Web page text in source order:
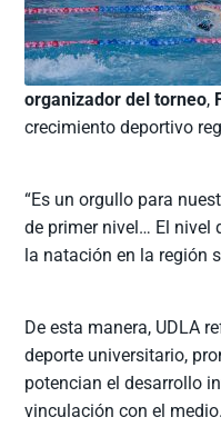
organizador del torneo,
crecimiento deportivo
“Es un orgullo para
de primer nivel… El nivel
la natación en la región
De esta manera, UDLA
deporte universitario,
potencian el desarrollo
vinculación con el medio.